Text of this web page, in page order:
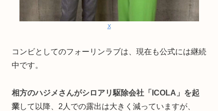
X
コンビとしてのフォーリンラブは、現在も公式には継続
中です。
相方のハジメさんがシロアリ駆除会社「ICOLA」を起
業して以降、2人での露出は大きく減っていますが、